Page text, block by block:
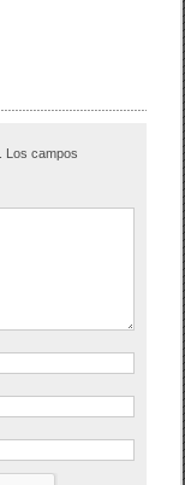
Los campos